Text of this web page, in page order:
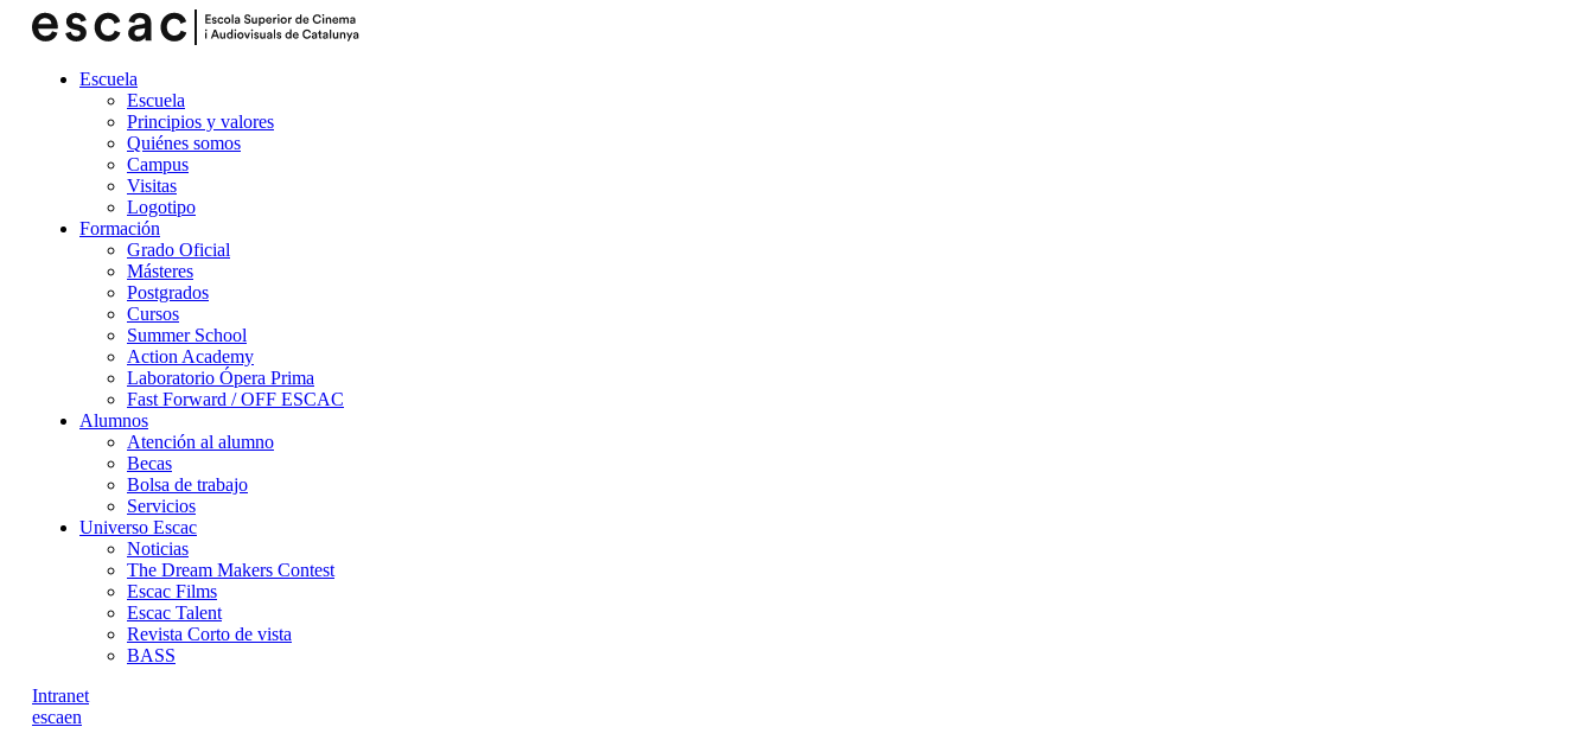
Escuela
Escuela
Principios y valores
Quiénes somos
Campus
Visitas
Logotipo
Formación
Grado Oficial
Másteres
Postgrados
Cursos
Summer School
Action Academy
Laboratorio Ópera Prima
Fast Forward / OFF ESCAC
Alumnos
Atención al alumno
Becas
Bolsa de trabajo
Servicios
Universo Escac
Noticias
The Dream Makers Contest
Escac Films
Escac Talent
Revista Corto de vista
BASS
Intranet
escaen